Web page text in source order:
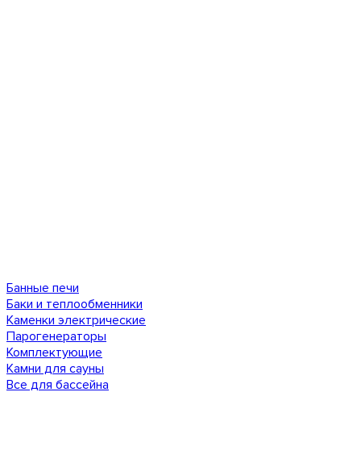
Банные печи
Баки и теплообменники
Каменки электрические
Парогенераторы
Комплектующие
Камни для сауны
Все для бассейна